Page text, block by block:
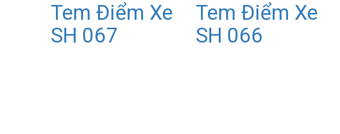
Tem Điểm Xe
SH 067
Tem Điểm Xe
SH 066